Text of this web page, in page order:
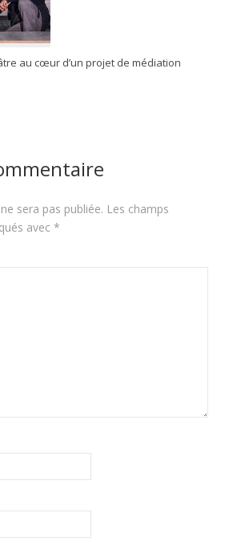
au cœur d’un projet de médiation
sera pas publiée. Les champs
avec *